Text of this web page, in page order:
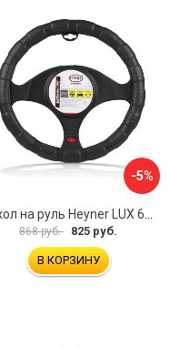
-5%
868 руб. 825 руб.
В КОРЗИНУ